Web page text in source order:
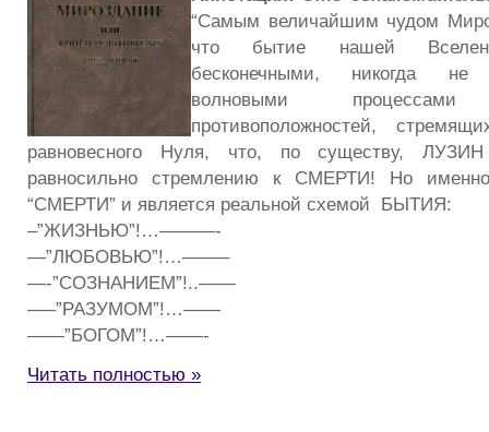
“Самым величайшим чудом
что бытие нашей
бесконечными, никогда не
волновыми
противоположностей,
равновесного Нуля, что, по существу,
равносильно стремлению к СМЕРТИ! Но
“СМЕРТИ” и является реальной схемой БЫТИЯ:
–”ЖИЗНЬЮ”!…———-
—”ЛЮБОВЬЮ”!…——–
—-”СОЗНАНИЕМ”!..——
—–”РАЗУМОМ”!…——
——”БОГОМ”!…——-
Читать полностью »